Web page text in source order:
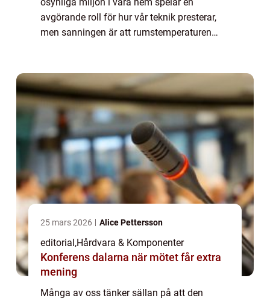
avgörande roll för hur vår teknik presterar,
men sanningen är att rumstemperaturen
25 mars 2026 Alice Pettersson
editorial,Hårdvara & Komponenter
Konferens dalarna när mötet får extra
mening
Många av oss tänker sällan på att den